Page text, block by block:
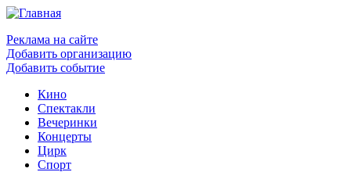
Реклама на сайте
Добавить организацию
Добавить событие
Кино
Спектакли
Вечеринки
Концерты
Цирк
Спорт